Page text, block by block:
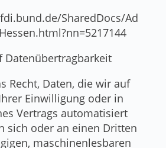
SharedDocs/Ad
Datenübertragbarkeit
Recht, Daten, die wir auf
Einwilligung oder in
Vertrags automatisiert
sich oder an einen Dritten
maschinenlesbaren